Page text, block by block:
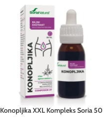
Konopljika XXL Kompleks Soria 50